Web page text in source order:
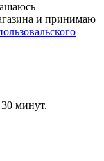
и принимаю
минут.